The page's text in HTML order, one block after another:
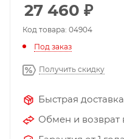
27 460 ₽
Код товара: 04904
Под заказ
Получить скидку
Быстрая
Обмен и возврат